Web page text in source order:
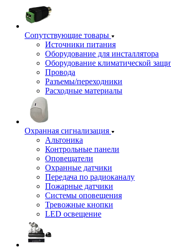
Сопутствующие товары
Источники питания
Оборудование для инсталлятора
Оборудование климатической
Провода
Разъемы/переходники
Расходные материалы
Охранная сигнализация
Альтоника
Контрольные панели
Оповещатели
Охранные датчики
Передача по радиоканалу
Пожарные датчики
Системы оповещения
Тревожные кнопки
LED освещение